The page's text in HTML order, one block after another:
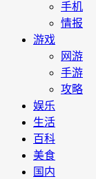
手机
情报
游戏
网游
手游
攻略
娱乐
生活
百科
美食
国内